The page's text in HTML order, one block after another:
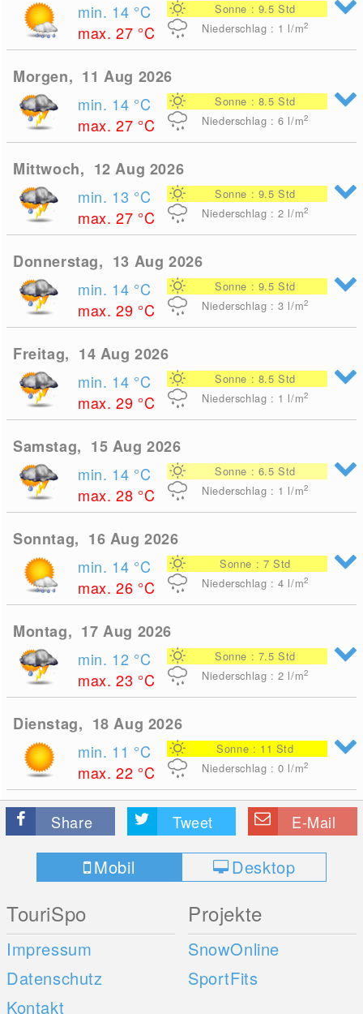
min. 14 °C
max. 27 °C
Sonne : 9.5 Std
Niederschlag : 1 l/m2
Morgen, 11 Aug 2026
min. 14 °C
max. 27 °C
Sonne : 8.5 Std
Niederschlag : 6 l/m2
Mittwoch, 12 Aug 2026
min. 13 °C
max. 27 °C
Sonne : 9.5 Std
Niederschlag : 2 l/m2
Donnerstag, 13 Aug 2026
min. 14 °C
max. 29 °C
Sonne : 9.5 Std
Niederschlag : 3 l/m2
Freitag, 14 Aug 2026
min. 14 °C
max. 29 °C
Sonne : 8.5 Std
Niederschlag : 1 l/m2
Samstag, 15 Aug 2026
min. 14 °C
max. 28 °C
Sonne : 6.5 Std
Niederschlag : 1 l/m2
Sonntag, 16 Aug 2026
min. 14 °C
max. 26 °C
Sonne : 7 Std
Niederschlag : 4 l/m2
Montag, 17 Aug 2026
min. 12 °C
max. 23 °C
Sonne : 7.5 Std
Niederschlag : 2 l/m2
Dienstag, 18 Aug 2026
min. 11 °C
max. 22 °C
Sonne : 11 Std
Niederschlag : 0 l/m2
Share Tweet E-Mail
Mobil Desktop
TouriSpo
Impressum
Datenschutz
Kontakt
Projekte
SnowOnline
SportFits